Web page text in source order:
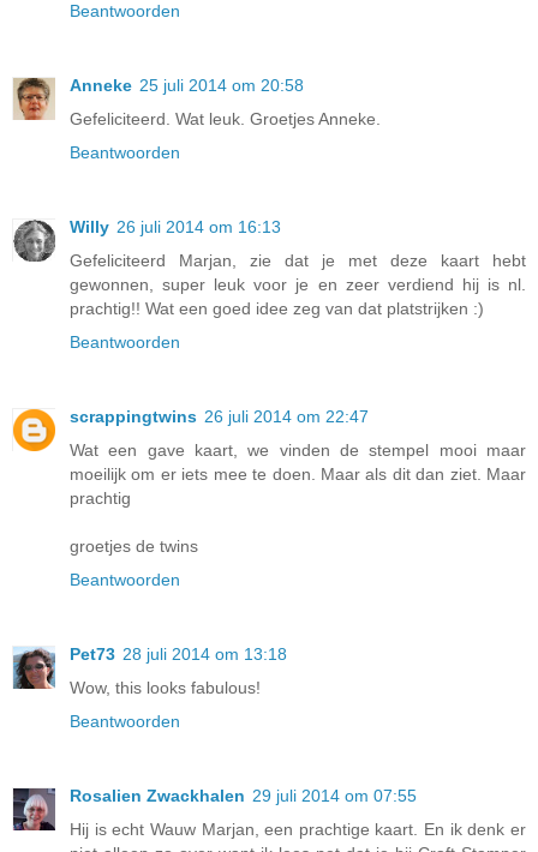
Beantwoorden
Anneke 25 juli 2014 om 20:58
Gefeliciteerd. Wat leuk. Groetjes Anneke.
Beantwoorden
Willy 26 juli 2014 om 16:13
Gefeliciteerd Marjan, zie dat je met deze kaart hebt
gewonnen, super leuk voor je en zeer verdiend hij is nl.
prachtig!! Wat een goed idee zeg van dat platstrijken :)
Beantwoorden
scrappingtwins 26 juli 2014 om 22:47
Wat een gave kaart, we vinden de stempel mooi maar
moeilijk om er iets mee te doen. Maar als dit dan ziet. Maar
prachtig
groetjes de twins
Beantwoorden
Pet73 28 juli 2014 om 13:18
Wow, this looks fabulous!
Beantwoorden
Rosalien Zwackhalen 29 juli 2014 om 07:55
Hij is echt Wauw Marjan, een prachtige kaart. En ik denk er